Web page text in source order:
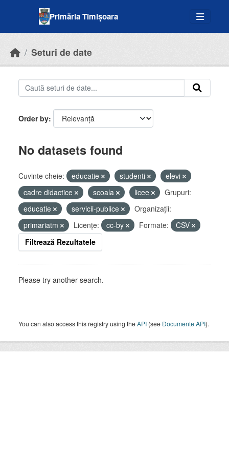
Primăria Timișoara
Seturi de date
Order by
No datasets found
Cuvinte cheie: educatie studenti
elevi
cadre didactice
scoala licee
Grupuri:
educatie
servicii-publice
Organizații:
primariatm
Licenţe: cc-by Formate:
CSV
Filtrează Rezultatele
Please try another search.
You can also access this registry using theAPI (see Documente API).